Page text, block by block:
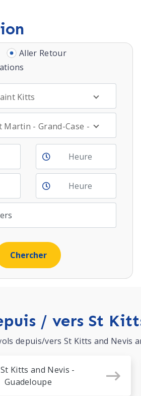
Aller Retour
Kitts
Martin - Grand-Case - FRENCH
/ vers St
depuis/vers St Kitts and Nevis
Kitts and Nevis -
Guadeloupe